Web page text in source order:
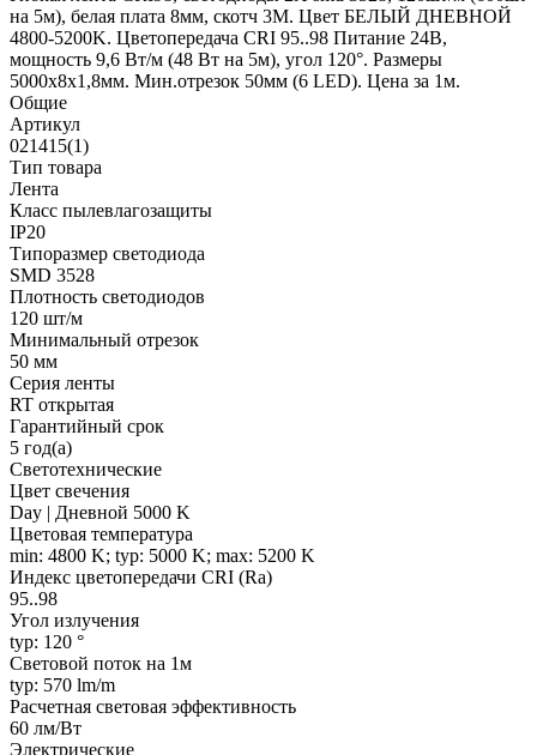
на 5м), белая плата 8мм, скотч 3М. Цвет БЕЛЫЙ ДНЕВНОЙ
4800-5200K. Цветопередача CRI 95..98 Питание 24В,
мощность 9,6 Вт/м (48 Вт на 5м), угол 120°. Размеры
5000х8х1,8мм. Мин.отрезок 50мм (6 LED). Цена за 1м.
Общие
Артикул
021415(1)
Тип товара
Лента
Класс пылевлагозащиты
IP20
Типоразмер светодиода
SMD 3528
Плотность светодиодов
120 шт/м
Минимальный отрезок
50 мм
Серия ленты
RT открытая
Гарантийный срок
5 год(а)
Светотехнические
Цвет свечения
Day | Дневной 5000 K
Цветовая температура
min: 4800 K; typ: 5000 K; max: 5200 K
Индекс цветопередачи CRI (Ra)
95..98
Угол излучения
typ: 120 °
Световой поток на 1м
typ: 570 lm/m
Расчетная световая эффективность
60 лм/Вт
Электрические